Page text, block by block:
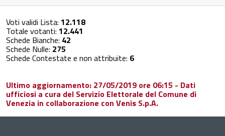
Voti validi Lista: 12.118
Totale votanti: 12.441
Schede Bianche: 42
Schede Nulle: 275
Schede Contestate e non attribuite: 6
Ultimo aggiornamento: 27/05/2019 ore 06:15 - Dati
ufficiosi a cura del Servizio Elettorale del Comune di
Venezia in collaborazione con Venis S.p.A.